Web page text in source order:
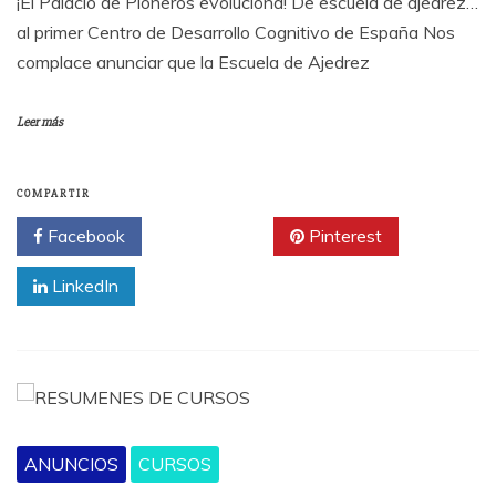
al primer Centro de Desarrollo Cognitivo de España Nos
complace anunciar que la Escuela de Ajedrez
Leer más
COMPARTIR
Facebook Pinterest
LinkedIn
ANUNCIOS CURSOS